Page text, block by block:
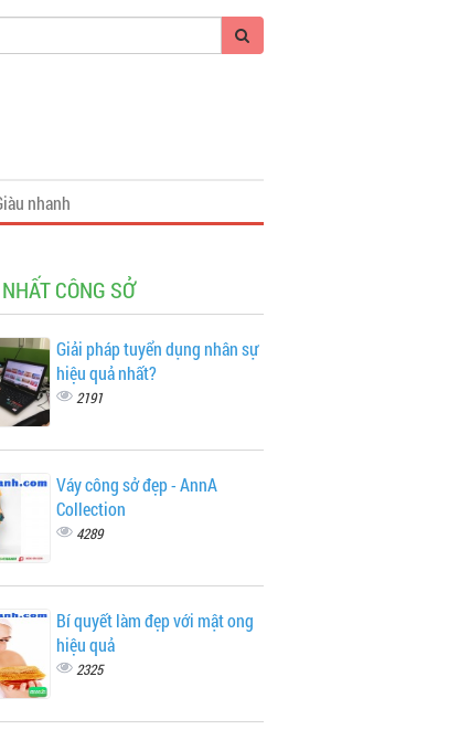
nhanh
CÔNG SỞ
Giải pháp tuyển dụng nhân sự
hiệu quả nhất?
2191
Váy công sở đẹp - AnnA
Collection
4289
Bí quyết làm đẹp với mật ong
hiệu quả
2325